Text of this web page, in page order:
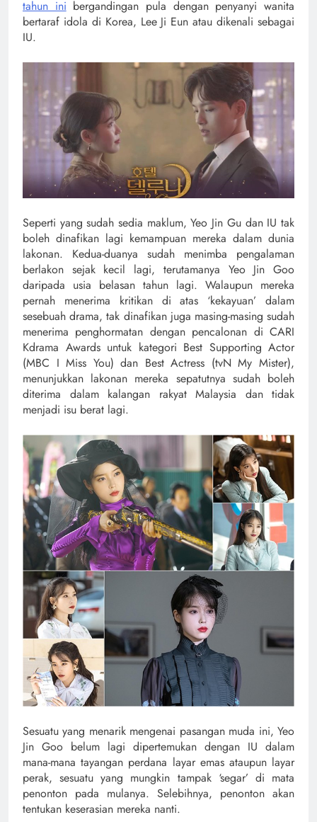
tahun ini bergandingan pula dengan penyanyi wanita
bertaraf idola di Korea, Lee Ji Eun atau dikenali sebagai
IU.
Seperti yang sudah sedia maklum, Yeo Jin Gu dan IU tak
boleh dinafikan lagi kemampuan mereka dalam dunia
lakonan. Kedua-duanya sudah menimba pengalaman
berlakon sejak kecil lagi, terutamanya Yeo Jin Goo
daripada usia belasan tahun lagi. Walaupun mereka
pernah menerima kritikan di atas ‘kekayuan’ dalam
sesebuah drama, tak dinafikan juga masing-masing sudah
menerima penghormatan dengan pencalonan di CARI
Kdrama Awards untuk kategori Best Supporting Actor
(MBC I Miss You) dan Best Actress (tvN My Mister),
menunjukkan lakonan mereka sepatutnya sudah boleh
diterima dalam kalangan rakyat Malaysia dan tidak
menjadi isu berat lagi.
Sesuatu yang menarik mengenai pasangan muda ini, Yeo
Jin Goo belum lagi dipertemukan dengan IU dalam
mana-mana tayangan perdana layar emas ataupun layar
perak, sesuatu yang mungkin tampak ‘segar’ di mata
penonton pada mulanya. Selebihnya, penonton akan
tentukan keserasian mereka nanti.